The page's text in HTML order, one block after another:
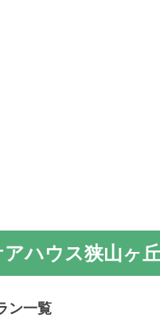
アハウス狭山ヶ
ン一覧